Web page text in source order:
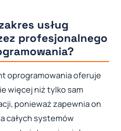
usług
profesjonalnego
oprogramowania oferuje
więcej niż tylko sam
ponieważ zapewnia on
całych systemów